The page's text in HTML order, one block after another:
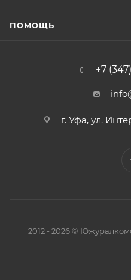
ПОМОЩЬ
+7
г. Уфа, ул.
2012 - 2026 ©